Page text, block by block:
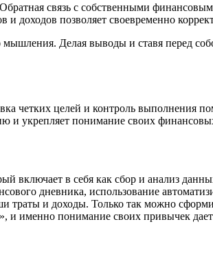
связь с собственными
позволяет своевременно
Делая выводы и ставя перед
четких целей и контроль выполнения
и укрепляет понимание своих
в себя как сбор и анализ
дневника, использование
и доходы. Только так можно
именно понимание своих привычек